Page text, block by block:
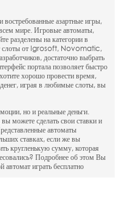
востребованные азартные игры,
мире. Игровые автоматы,
разделены на категории в
слоты от Igrosoft, Novomatic,
достаточно выбрать
портала позволяет быстро
хорошо провести время,
денег, играя в любимые слоты, вы
но и реальные деньги.
можете сделать свои ставки и
автоматы
ставках, если же вы
кругленькую сумму, которая
Подробнее об этом Вы
автомат играть бесплатно